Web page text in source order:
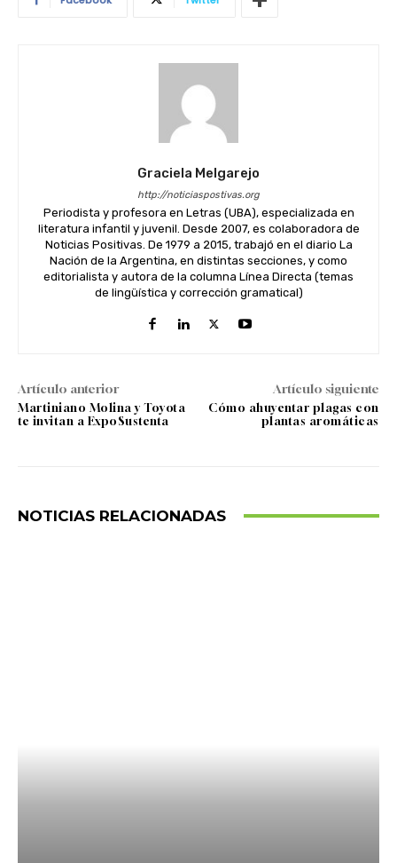
Graciela Melgarejo
http://noticiaspostivas.org
Periodista y profesora en Letras (UBA), especializada en
literatura infantil y juvenil. Desde 2007, es colaboradora de
Noticias Positivas. De 1979 a 2015, trabajó en el diario La
Nación de la Argentina, en distintas secciones, y como
editorialista y autora de la columna Línea Directa (temas
de lingüística y corrección gramatical)
Artículo anterior
Martiniano Molina y Toyota
te invitan a ExpoSustenta
Artículo siguiente
Cómo ahuyentar plagas con
plantas aromáticas
NOTICIAS RELACIONADAS